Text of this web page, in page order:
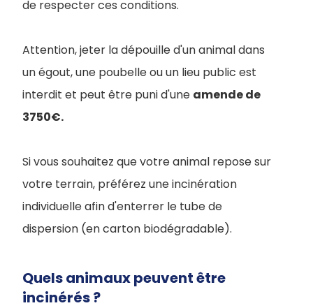
de respecter ces conditions.
Attention, jeter la dépouille d'un animal dans
un égout, une poubelle ou un lieu public est
interdit et peut être puni d'une amende de
3750€.
Si vous souhaitez que votre animal repose sur
votre terrain, préférez une incinération
individuelle afin d'enterrer le tube de
dispersion (en carton biodégradable).
Quels animaux peuvent être
incinérés ?